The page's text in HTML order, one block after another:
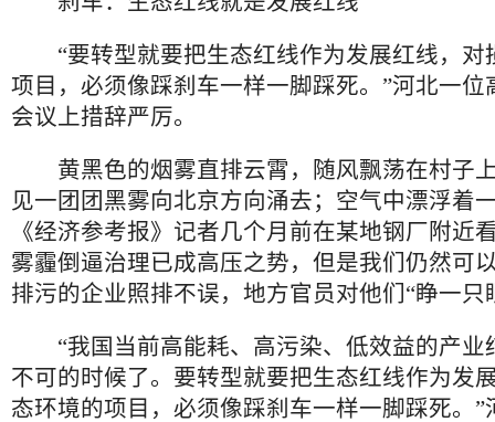
“要转型就要把生态红线作为发展红线，对
项目，必须像踩刹车一样一脚踩死。”河北一位
会议上措辞严厉。
黄黑色的烟雾直排云霄，随风飘荡在村子
见一团团黑雾向北京方向涌去；空气中漂浮着
《经济参考报》记者几个月前在某地钢厂附近
雾霾倒逼治理已成高压之势，但是我们仍然可
排污的企业照排不误，地方官员对他们“睁一只
“我国当前高能耗、高污染、低效益的产业
不可的时候了。要转型就要把生态红线作为发
态环境的项目，必须像踩刹车一样一脚踩死。”